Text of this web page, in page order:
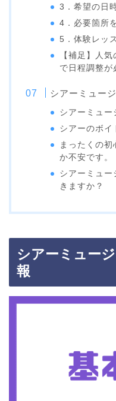
3．希望の日
4．必要箇所
5．体験レッ
【補足】人
で日程調整が
シアーミュー
シアーミュー
シアーのボイ
まったくの初
か不安です。
シアーミュー
きますか？
シアーミュー
報